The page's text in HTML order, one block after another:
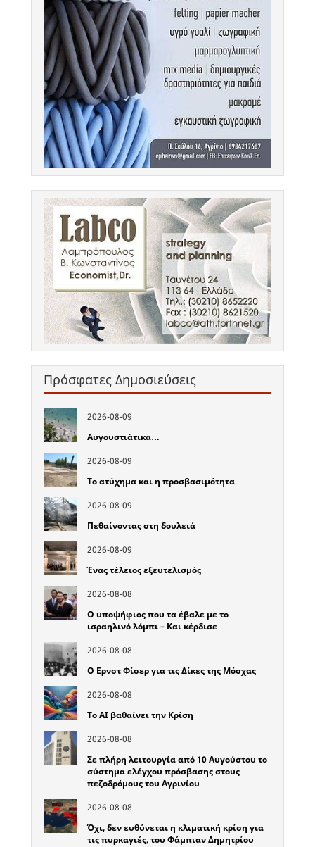
Πρόσφατες Δημοσιεύσεις
2026-08-09
Αυγουστιάτικα…
2026-08-09
Το ατύχημα και η προσβασιμότητα
2026-08-09
Πεθαίνοντας στη δουλειά
2026-08-09
Ένας τέλειος εξευτελισμός
2026-08-08
Ο υποψήφιος που τα έβαλε με το
ισραηλινό λόμπι – Και κέρδισε
2026-08-08
Ο Ερνστ Φίσερ για τις Δίκες της Μόσχας
2026-08-08
Το ΑΙ βαθαίνει την Κρίση
2026-08-08
Σε πλήρη λειτουργία από 10 Αυγούστου το
σύστημα ελέγχου πρόσβασης στους
πεζοδρόμους του Αγρινίου
2026-08-08
Όχι, δεν ευθύνεται η κλιματική κρίση για
τις πυρκαγιές, του Φάμπιαν Δημητρίου